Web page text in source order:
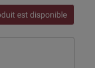
est disponible